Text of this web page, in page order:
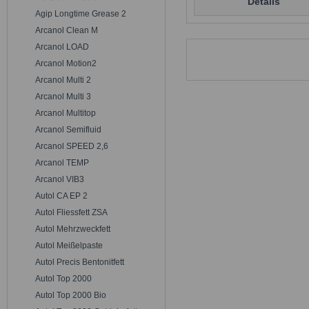
Agip Longtime Grease 2
Arcanol Clean M
Arcanol LOAD
Arcanol Motion2
Arcanol Multi 2
Arcanol Multi 3
Arcanol Multitop
Arcanol Semifluid
Arcanol SPEED 2,6
Arcanol TEMP
Arcanol VIB3
Autol CA EP 2
Autol Fliessfett ZSA
Autol Mehrzweckfett
Autol Meißelpaste
Autol Precis Bentonitfett
Autol Top 2000
Autol Top 2000 Bio